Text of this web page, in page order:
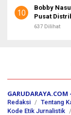
10
Bobby
Pusat
637 Dilihat
Redaksi
Tentang
Kode Etik Jurnalistik